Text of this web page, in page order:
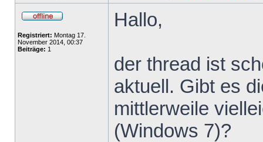
Registriert: Montag 17.
November 2014, 00:37
Beiträge: 1
Hallo,
der thread ist
aktuell. Gibt es
mittlerweile
(Windows 7)?